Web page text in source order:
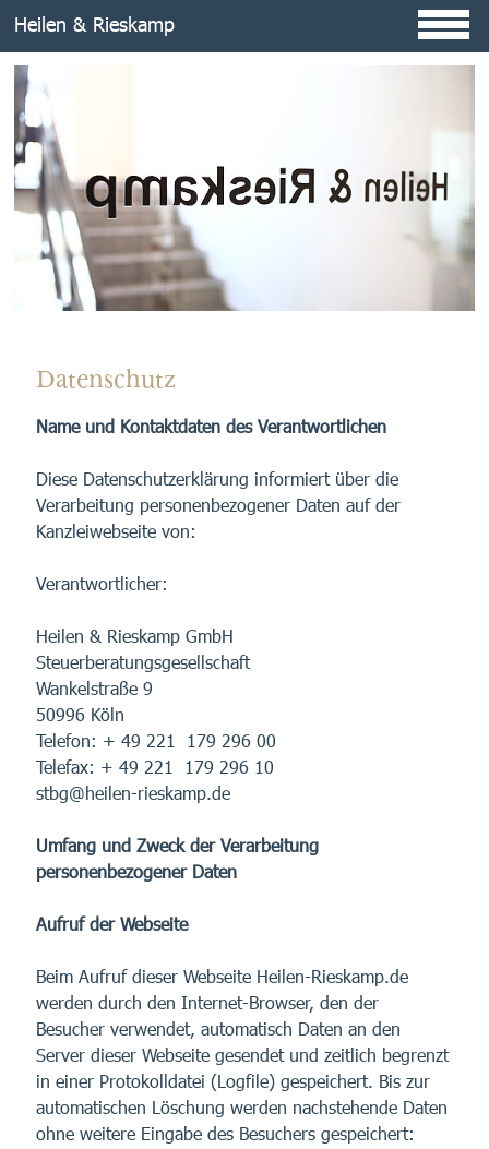
content
Heilen & Rieskamp
Datenschutz
Name und Kontaktdaten des Verantwortlichen
Diese Datenschutzerklärung informiert über die
Verarbeitung personenbezogener Daten auf der
Kanzleiwebseite von:
Verantwortlicher:
Heilen & Rieskamp GmbH
Steuerberatungsgesellschaft
Wankelstraße 9
50996 Köln
Telefon: + 49 221 179 296 00
Telefax: + 49 221 179 296 10
stbg@heilen-rieskamp.de
Umfang und Zweck der Verarbeitung
personenbezogener Daten
Aufruf der Webseite
Beim Aufruf dieser Webseite Heilen-Rieskamp.de
werden durch den Internet-Browser, den der
Besucher verwendet, automatisch Daten an den
Server dieser Webseite gesendet und zeitlich begrenzt
in einer Protokolldatei (Logfile) gespeichert. Bis zur
automatischen Löschung werden nachstehende Daten
ohne weitere Eingabe des Besuchers gespeichert: